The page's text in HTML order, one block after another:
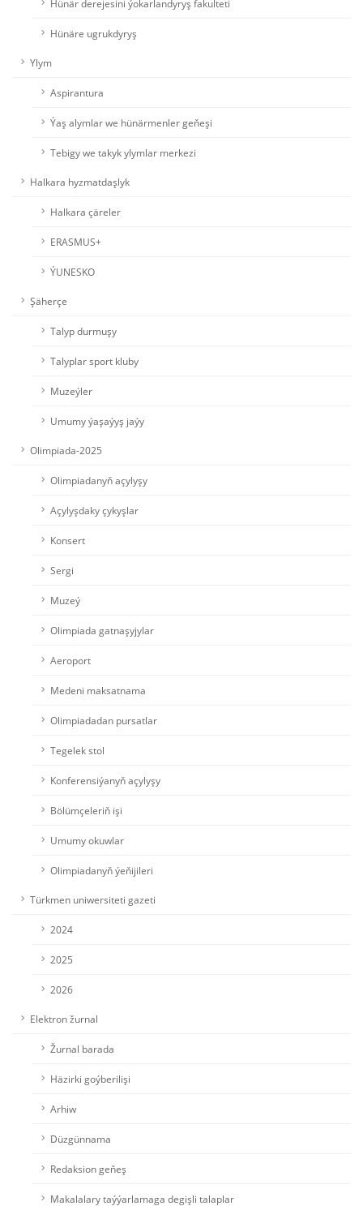
Hünär derejesini ýokarlandyryş fakulteti
Hünäre ugrukdyryş
Ylym
Aspirantura
Ýaş alymlar we hünärmenler geňeşi
Tebigy we takyk ylymlar merkezi
Halkara hyzmatdaşlyk
Halkara çäreler
ERASMUS+
ÝUNESKO
Şäherçe
Talyp durmuşy
Talyplar sport kluby
Muzeýler
Umumy ýaşaýyş jaýy
Olimpiada-2025
Olimpiadanyň açylyşy
Açylyşdaky çykyşlar
Konsert
Sergi
Muzeý
Olimpiada gatnaşyjylar
Aeroport
Medeni maksatnama
Olimpiadadan pursatlar
Tegelek stol
Konferensiýanyň açylyşy
Bölümçeleriň işi
Umumy okuwlar
Olimpiadanyň ýeňijileri
Türkmen uniwersiteti gazeti
2024
2025
2026
Elektron žurnal
Žurnal barada
Häzirki goýberilişi
Arhiw
Düzgünnama
Redaksion geňeş
Makalalary taýýarlamaga degişli talaplar